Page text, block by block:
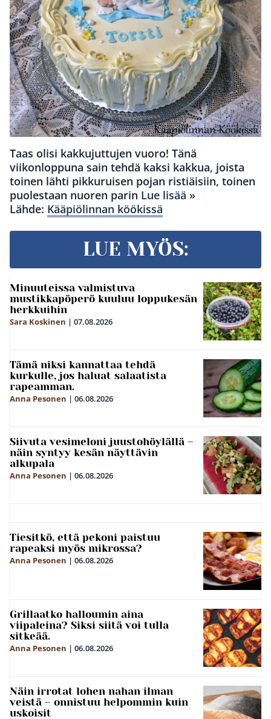
Taas olisi kakkujuttujen vuoro! Tänä
viikonloppuna sain tehdä kaksi kakkua, joista
toinen lähti pikkuruisen pojan ristiäisiin, toinen
puolestaan nuoren parin Lue lisää »
Lähde: Kääpiölinnan köökissä
LUE MYÖS:
Minuuteissa valmistuva
mustikkapöperö kuuluu loppukesän
herkkuihin
Sara Koskinen | 07.08.2026
Tämä niksi kannattaa tehdä
kurkulle, jos haluat salaatista
rapeamman.
Anna Pesonen | 06.08.2026
Siivuta vesimeloni juustohöylällä –
näin syntyy kesän näyttävin
alkupala
Anna Pesonen | 06.08.2026
Tiesitkö, että pekoni paistuu
rapeaksi myös mikrossa?
Anna Pesonen | 06.08.2026
Grillaatko halloumin aina
viipaleina? Siksi siitä voi tulla
sitkeää.
Anna Pesonen | 06.08.2026
Näin irrotat lohen nahan ilman
veistä – onnistuu helpommin kuin
uskoisit